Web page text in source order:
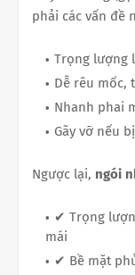
phải các vấn đề
Trọng lượng
Dễ rêu mốc,
Nhanh phai
Gãy vỡ nếu
Ngược lại, ngói
✔ Trọng
mái
✔ Bề mặt